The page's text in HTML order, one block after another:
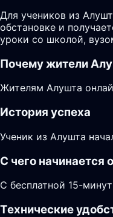
Для учеников из
обстановке и
уроки со школой,
Почему жители
Жителям Алушта
История успеха
Ученик из Алушта
С чего
С бесплатной 15-
Технические